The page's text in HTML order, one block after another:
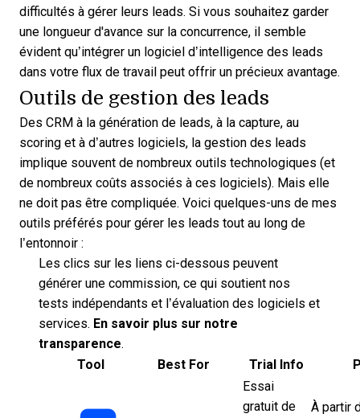
difficultés à gérer leurs leads. Si vous souhaitez garder
une longueur d'avance sur la concurrence, il semble
évident qu’intégrer un logiciel d’intelligence des leads
dans votre flux de travail peut offrir un précieux avantage.
Outils de gestion des leads
Des CRM à la génération de leads, à la capture, au
scoring et à d’autres logiciels, la gestion des leads
implique souvent de nombreux outils technologiques (et
de nombreux coûts associés à ces logiciels). Mais elle
ne doit pas être compliquée. Voici quelques-uns de mes
outils préférés pour gérer les leads tout au long de
l’entonnoir :
Les clics sur les liens ci-dessous peuvent
générer une commission, ce qui soutient nos
tests indépendants et l’évaluation des logiciels et
services. En savoir plus sur notre
transparence.
Tool
Best For Trial Info
Essai
gratuit de
À partir